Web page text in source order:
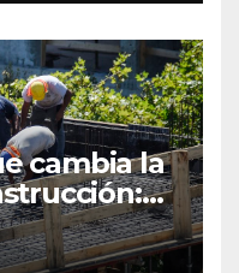
cambia la
reales y